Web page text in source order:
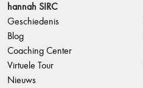
hannah SIRC
Geschiedenis
Blog
Coaching Center
Virtuele Tour
Nieuws